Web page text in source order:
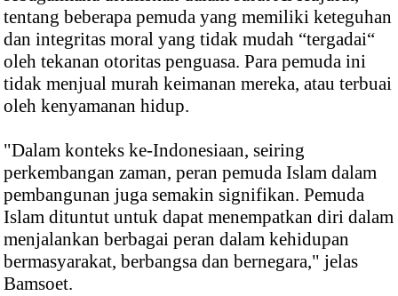
tentang beberapa pemuda yang memiliki keteguhan
dan integritas moral yang tidak mudah “tergadai“
oleh tekanan otoritas penguasa. Para pemuda ini
tidak menjual murah keimanan mereka, atau terbuai
oleh kenyamanan hidup.
"Dalam konteks ke-Indonesiaan, seiring
perkembangan zaman, peran pemuda Islam dalam
pembangunan juga semakin signifikan. Pemuda
Islam dituntut untuk dapat menempatkan diri dalam
menjalankan berbagai peran dalam kehidupan
bermasyarakat, berbangsa dan bernegara," jelas
Bamsoet.